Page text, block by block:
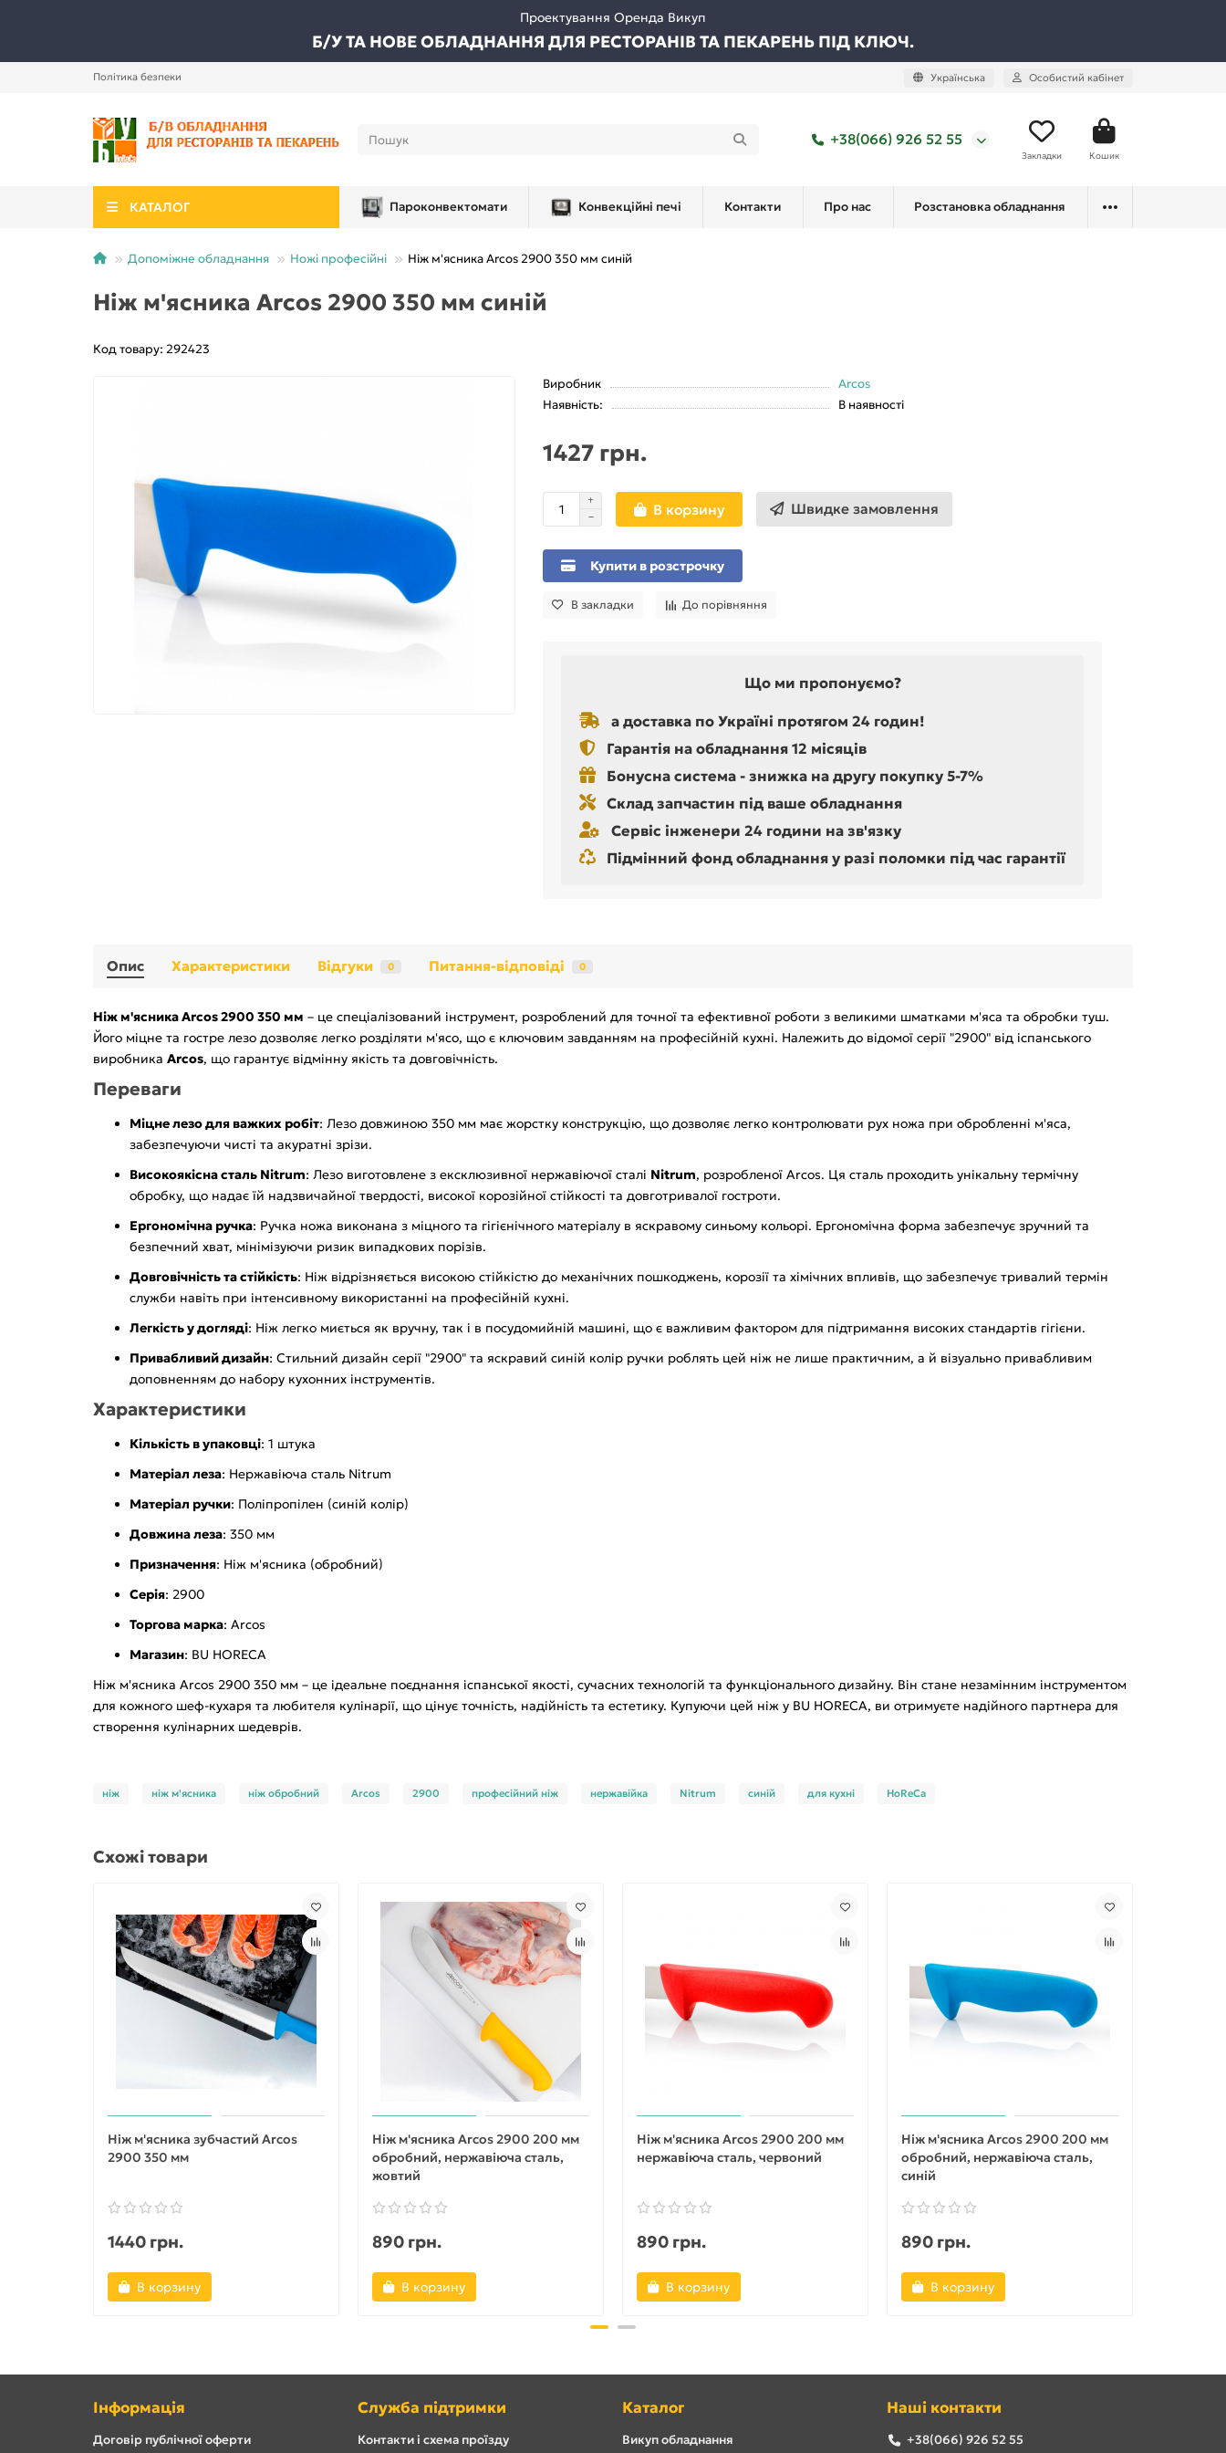
Проектування Оренда Викуп
Б/У ТА НОВЕ ОБЛАДНАННЯ ДЛЯ РЕСТОРАНІВ ТА ПЕКАРЕНЬ ПІД КЛЮЧ.
Політика безпеки Українська Особистий кабінет
+38(066) 926 52 55
Закладки Кошик
КАТАЛОГ Пароконвектомати Конвекційні печі Контакти Про нас Розстановка обладнання
Допоміжне обладнання Ножі професійні Ніж м'ясника Arcos 2900 350 мм синій
Ніж м'ясника Arcos 2900 350 мм синій
Код товару: 292423
Виробник
Arcos
Наявність:
В наявності
1427 грн.
В корзину Швидке замовлення
Купити в розстрочку
В закладки До порівняння
Що ми пропонуємо?
а доставка по Україні протягом 24 годин!
Гарантія на обладнання 12 місяців
Бонусна система - знижка на другу покупку 5-7%
Склад запчастин під ваше обладнання
Сервіс інженери 24 години на зв'язку
Підмінний фонд обладнання у разі поломки під час гарантії
Опис Характеристики Відгуки 0 Питання-відповіді 0
Ніж м'ясника Arcos 2900 350 мм – це спеціалізований інструмент, розроблений для точної та ефективної роботи з великими шматками м'яса та обробки туш.
Його міцне та гостре лезо дозволяє легко розділяти м'ясо, що є ключовим завданням на професійній кухні. Належить до відомої серії "2900" від іспанського
виробника Arcos, що гарантує відмінну якість та довговічність.
Переваги
Міцне лезо для важких робіт: Лезо довжиною 350 мм має жорстку конструкцію, що дозволяє легко контролювати рух ножа при обробленні м'яса,
забезпечуючи чисті та акуратні зрізи.
Високоякісна сталь Nitrum: Лезо виготовлене з ексклюзивної нержавіючої сталі Nitrum, розробленої Arcos. Ця сталь проходить унікальну термічну
обробку, що надає їй надзвичайної твердості, високої корозійної стійкості та довготривалої гостроти.
Ергономічна ручка: Ручка ножа виконана з міцного та гігієнічного матеріалу в яскравому синьому кольорі. Ергономічна форма забезпечує зручний та
безпечний хват, мінімізуючи ризик випадкових порізів.
Довговічність та стійкість: Ніж відрізняється високою стійкістю до механічних пошкоджень, корозії та хімічних впливів, що забезпечує тривалий термін
служби навіть при інтенсивному використанні на професійній кухні.
Легкість у догляді: Ніж легко миється як вручну, так і в посудомийній машині, що є важливим фактором для підтримання високих стандартів гігієни.
Привабливий дизайн: Стильний дизайн серії "2900" та яскравий синій колір ручки роблять цей ніж не лише практичним, а й візуально привабливим
доповненням до набору кухонних інструментів.
Характеристики
Кількість в упаковці: 1 штука
Матеріал леза: Нержавіюча сталь Nitrum
Матеріал ручки: Поліпропілен (синій колір)
Довжина леза: 350 мм
Призначення: Ніж м'ясника (обробний)
Серія: 2900
Торгова марка: Arcos
Магазин: BU HORECA
Ніж м'ясника Arcos 2900 350 мм – це ідеальне поєднання іспанської якості, сучасних технологій та функціонального дизайну. Він стане незамінним інструментом
для кожного шеф-кухаря та любителя кулінарії, що цінує точність, надійність та естетику. Купуючи цей ніж у BU HORECA, ви отримуєте надійного партнера для
створення кулінарних шедеврів.
ніж ніж м'ясника ніж обробний Arcos 2900 професійний ніж нержавійка Nitrum синій для кухні HoReCa
Схожі товари
Ніж м'ясника зубчастий Arcos
2900 350 мм
1440 грн.
В корзину
Ніж м'ясника Arcos 2900 200 мм
обробний, нержавіюча сталь,
жовтий
890 грн.
В корзину
Ніж м'ясника Arcos 2900 200 мм
нержавіюча сталь, червоний
890 грн.
В корзину
Ніж м'ясника Arcos 2900 200 мм
обробний, нержавіюча сталь,
синій
890 грн.
В корзину
Інформація
Договір публічної оферти
Служба підтримки
Контакти і схема проїзду
Каталог
Викуп обладнання
Наші контакти
+38(066) 926 52 55